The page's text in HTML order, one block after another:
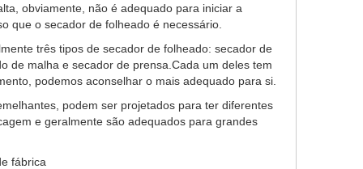
obviamente, não é adequado para iniciar a
que o secador de folheado é necessário.
três tipos de secador de folheado: secador de
de malha e secador de prensa.Cada um deles tem
podemos aconselhar o mais adequado para si.
podem ser projetados para ter diferentes
e geralmente são adequados para grandes
fábrica